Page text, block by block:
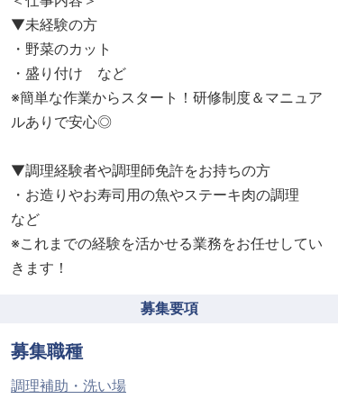
▼未経験の方
・野菜のカット
・盛り付け など
※簡単な作業からスタート！研修制度＆マニュア
ルありで安心◎
▼調理経験者や調理師免許をお持ちの方
・お造りやお寿司用の魚やステーキ肉の調理
など
※これまでの経験を活かせる業務をお任せしてい
きます！
募集要項
募集職種
調理補助・洗い場